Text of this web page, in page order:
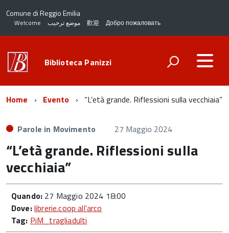
Comune di Reggio Emilia
Welcome موضع ترحيب 歡迎 Добро пожаловать
Biblioteca Panizzi
Home Evento “L’età grande. Riflessioni sulla vecchiaia”
Parole in Movimento 27 Maggio 2024
“L’età grande. Riflessioni sulla
vecchiaia”
Quando: 27 Maggio 2024 18:00
Dove:librerie.coop all'arco
Tag: PiM_tragliadulti